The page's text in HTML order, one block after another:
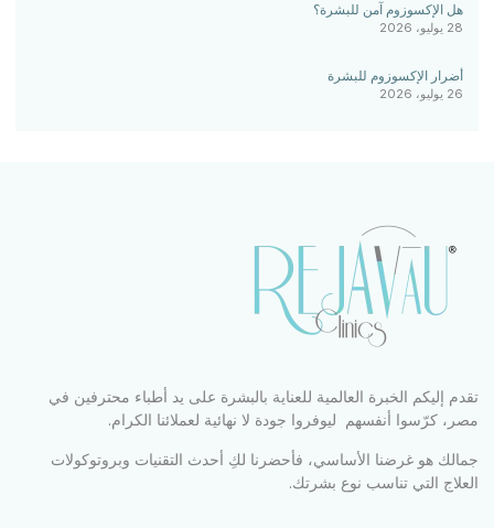
هل الإكسوزوم آمن للبشرة؟
28 يوليو، 2026
أضرار الإكسوزوم للبشرة
26 يوليو، 2026
تقدم إليكم الخبرة العالمية للعناية بالبشرة على يد أطباء محترفين في
مصر، كرّسوا أنفسهم ليوفروا جودة لا نهائية لعملائنا الكرام.
جمالك هو غرضنا الأساسي، فأحضرنا لكِ أحدث التقنيات وبروتوكولات
العلاج التي تناسب نوع بشرتك.